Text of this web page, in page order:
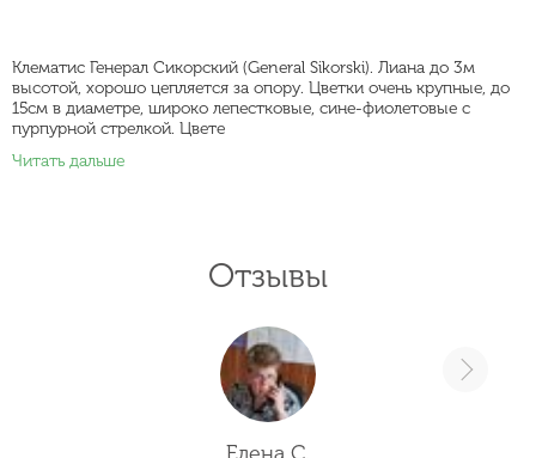
Клематис Генерал Сикорский (General Sikorski). Лиана до 3м
высотой, хорошо цепляется за опору. Цветки очень крупные, до
15см в диаметре, широко лепестковые, сине-фиолетовые с
пурпурной стрелкой. Цвете
Читать дальше
Отзывы